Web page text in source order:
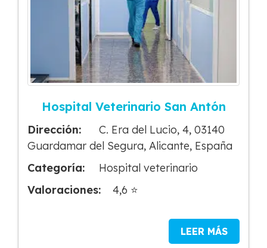
Hospital Veterinario San Antón
Dirección:
C. Era del Lucio, 4, 03140
Guardamar del Segura, Alicante, España
Categoría:
Hospital veterinario
Valoraciones:
4,6 ⭐
LEER MÁS